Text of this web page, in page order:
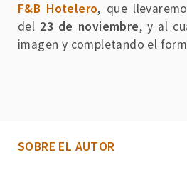
F&B Hotelero, que
del 23 de noviembre, y al
imagen y completando el
SOBRE EL AUTOR